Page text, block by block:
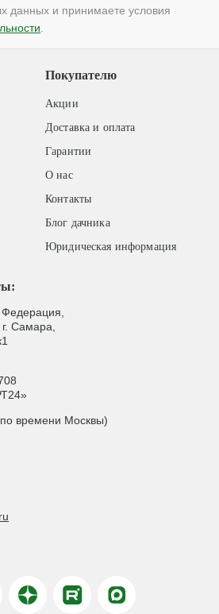
данных и принимаете условия
Самара,
времени Москвы)
Покупателю
Акции
Доставка и оплата
Гарантии
О нас
Контакты
Блог дачника
Юридическая информация